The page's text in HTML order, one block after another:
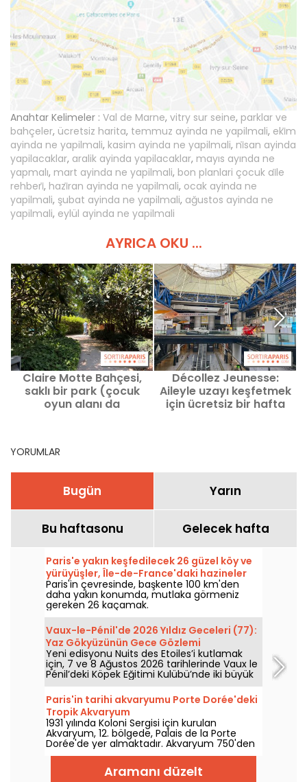
Anahtar Kelimeler : Val de Marne, vitry sur seine, parklar ve
bahçeler, ücretsiz harita, temmuz ayinda ne yapilmali, eki̇m
ayinda ne yapilmali, kasim ayinda ne yapilmali, ni̇san ayinda
yapilacaklar, aralik ayinda yapilacaklar, mayıs ayında ne
yapmalı, mart ayinda ne yapilmali, bon planlari çocuk ai̇le
rehberi̇, hazi̇ran ayinda ne yapilmali, ocak ayinda ne
yapilmali, şubat ayinda ne yapilmali, ağustos ayinda ne
yapilmali, eylül ayinda ne yapilmali
AYRICA OKU ...
Claire Motte Bahçesi,
saklı bir park (çocuk
oyun alanı da
Décollez Jeunesse:
Aileyle uzayı keşfetmek
için ücretsiz bir hafta
YORUMLAR
Bugün Yarın
Bu haftasonu Gelecek hafta
Paris'e yakın keşfedilecek 26 güzel köy ve
yürüyüşler, Île-de-France'daki hazineler
Paris'in çevresinde, başkente 100 km'den
daha yakın konumda, mutlaka görmeniz
gereken 26 kaçamak.
Vaux-le-Pénil'de 2026 Yıldız Geceleri (77):
Yaz Gökyüzünün Gece Gözlemi
Yeni edisyonu Nuits des Etoiles’i kutlamak
için, 7 ve 8 Ağustos 2026 tarihlerinde Vaux le
Pénil’deki Köpek Eğitimi Kulübü’nde iki büyük
gökyüzü gözlem gecesi düzenlenecek.
Paris'in tarihi akvaryumu Porte Dorée'deki
Tropik Akvaryum
1931 yılında Koloni Sergisi için kurulan
Akvaryum, 12. bölgede, Palais de la Porte
Dorée'de yer almaktadır. Akvaryum 750'den
fazla küçük balık türüne ev sahipliği
yapmaktadır ve en güzeli de 26 yaşından
küçükler için giriş ücretsizdir!
Aramanı düzelt